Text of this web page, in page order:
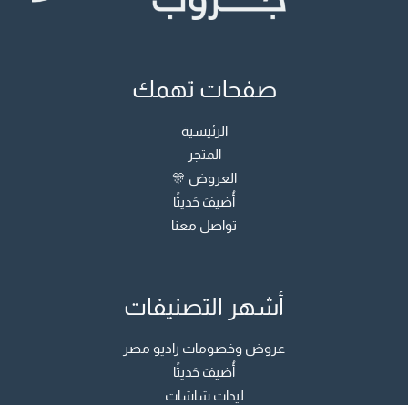
صفحات تهمك
الرئيسية
المتجر
العروض 🎊
أُضيفَ حَديثًا
تواصل معنا
أشهر التصنيفات
عروض وخصومات راديو مصر
أُضيفَ حَديثًا
ليدات شاشات